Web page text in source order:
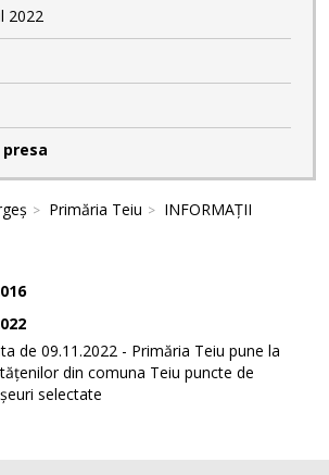
2022
Primăria Teiu
INFORMAȚII
de 09.11.2022 - Primăria Teiu pune la
din comuna Teiu puncte de
selectate